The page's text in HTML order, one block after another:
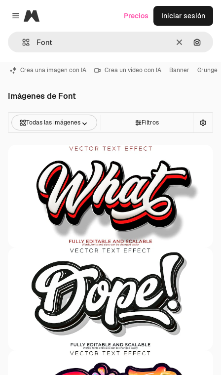
Close menu
Magnific
Borrar
Precios Iniciar sesión
Crea una imagen con IA Crea un vídeo con IA Banner Grunge
Imágenes de Font
Todas las imágenes Filtros